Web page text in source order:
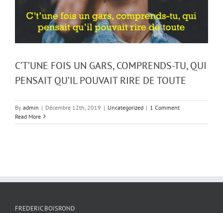
C’T’UNE FOIS UN GARS, COMPRENDS-TU, QUI
PENSAIT QU’IL POUVAIT RIRE DE TOUTE
By admin | Décembre 12th, 2019 | Uncategorized | 1 Comment
Read More
FREDERIC BOISROND